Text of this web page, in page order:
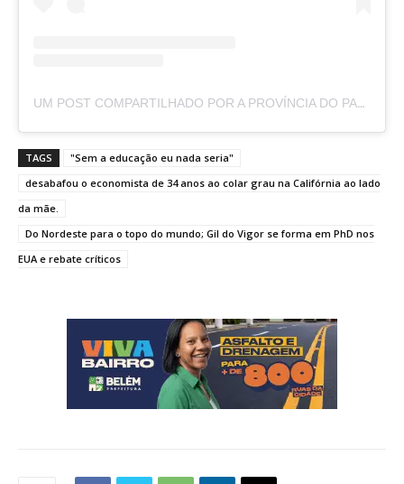
UM POST COMPARTILHADO POR A PROVÍNCIA DO PARÁ (@APROVINCIADOPARA)
TAGS
"Sem a educação eu nada seria"
desabafou o economista de 34 anos ao colar grau na Califórnia ao lado
da mãe.
Do Nordeste para o topo do mundo; Gil do Vigor se forma em PhD nos
EUA e rebate críticos